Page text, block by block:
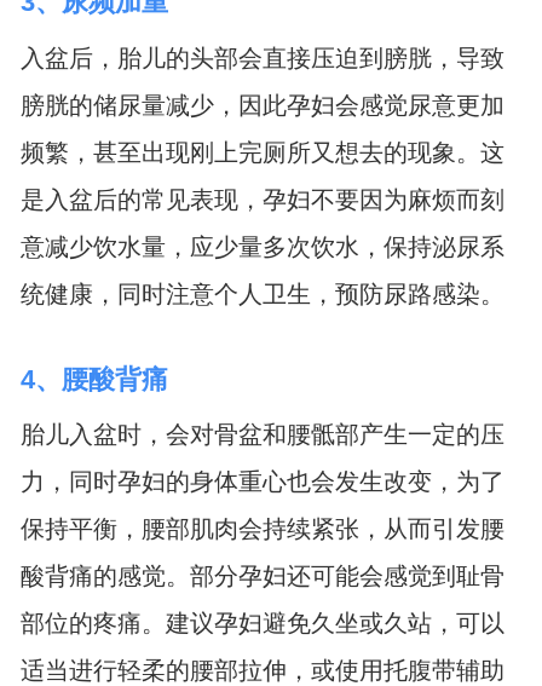
入盆后，胎儿的头部会直接压迫到膀胱，导致
膀胱的储尿量减少，因此孕妇会感觉尿意更加
频繁，甚至出现刚上完厕所又想去的现象。这
是入盆后的常见表现，孕妇不要因为麻烦而刻
意减少饮水量，应少量多次饮水，保持泌尿系
统健康，同时注意个人卫生，预防尿路感染。
4、腰酸背痛
胎儿入盆时，会对骨盆和腰骶部产生一定的压
力，同时孕妇的身体重心也会发生改变，为了
保持平衡，腰部肌肉会持续紧张，从而引发腰
酸背痛的感觉。部分孕妇还可能会感觉到耻骨
部位的疼痛。建议孕妇避免久坐或久站，可以
适当进行轻柔的腰部拉伸，或使用托腹带辅助